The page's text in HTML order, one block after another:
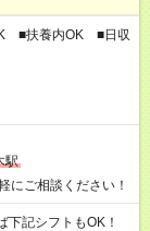
■扶養内OK ■日収
駅
ご相談ください！